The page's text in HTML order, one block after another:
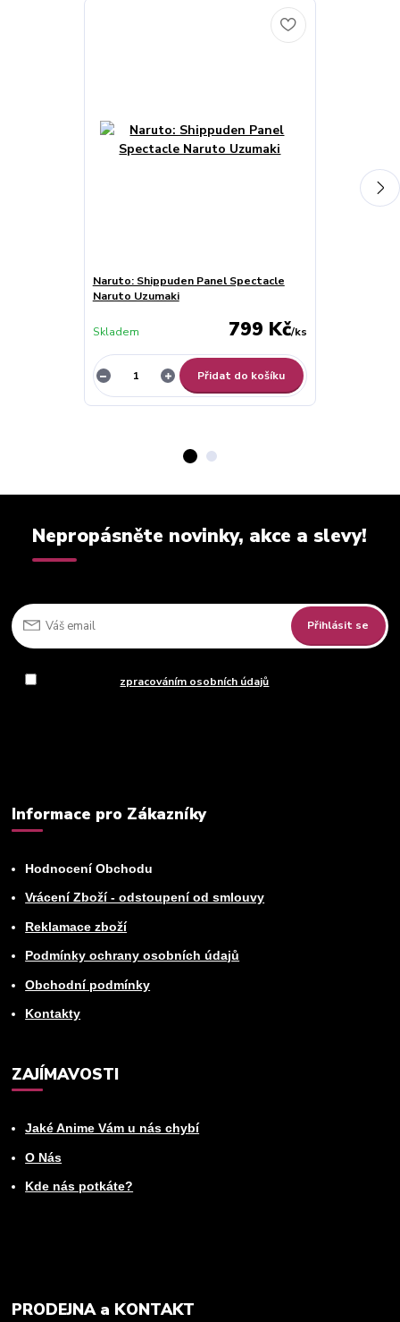
Naruto: Shippuden Panel Spectacle
Naruto Uzumaki
799 Kč/ks
Skladem
Přidat do košíku
Nepropásněte novinky, akce a slevy!
Přihlásit se
zpracováním osobních údajů
Informace pro Zákazníky
Hodnocení Obchodu
Vrácení Zboží - odstoupení od smlouvy
Reklamace zboží
Podmínky ochrany osobních údajů
Obchodní podmínky
Kontakty
ZAJÍMAVOSTI
Jaké Anime Vám u nás chybí
O Nás
Kde nás potkáte?
PRODEJNA a KONTAKT